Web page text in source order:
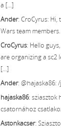
a [...]
Ander: CroCyrus:
Wars team members.
CroCyrus: Hello
are organizing a sc2
[...]
Ander: @hajaska86:
hajaska86: sziasztok
csatornához
Astonkacser: